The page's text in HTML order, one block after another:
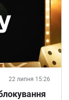
22 липня 15:26